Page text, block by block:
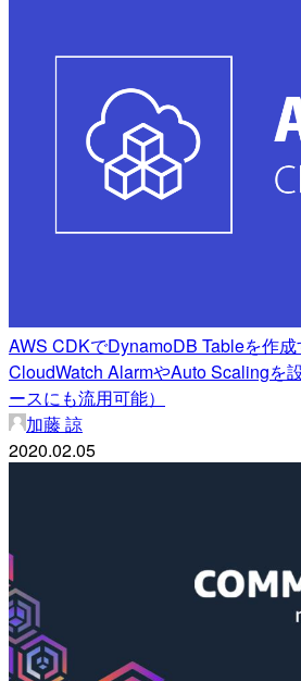
AWS CDKでDynamoDB Tableを作
CloudWatch AlarmやAuto Scalingを
ースにも流用可能）
加藤 諒
2020.02.05